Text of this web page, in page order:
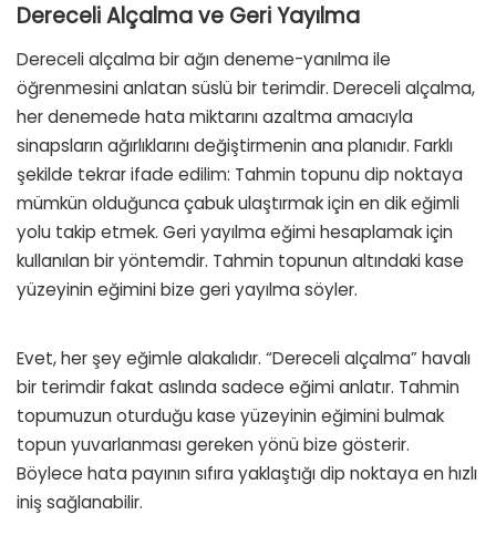
Dereceli Alçalma ve Geri Yayılma
Dereceli alçalma bir ağın deneme-yanılma ile
öğrenmesini anlatan süslü bir terimdir. Dereceli alçalma,
her denemede hata miktarını azaltma amacıyla
sinapsların ağırlıklarını değiştirmenin ana planıdır. Farklı
şekilde tekrar ifade edilim: Tahmin topunu dip noktaya
mümkün olduğunca çabuk ulaştırmak için en dik eğimli
yolu takip etmek. Geri yayılma eğimi hesaplamak için
kullanılan bir yöntemdir. Tahmin topunun altındaki kase
yüzeyinin eğimini bize geri yayılma söyler.
Evet, her şey eğimle alakalıdır. “Dereceli alçalma” havalı
bir terimdir fakat aslında sadece eğimi anlatır. Tahmin
topumuzun oturduğu kase yüzeyinin eğimini bulmak
topun yuvarlanması gereken yönü bize gösterir.
Böylece hata payının sıfıra yaklaştığı dip noktaya en hızlı
iniş sağlanabilir.